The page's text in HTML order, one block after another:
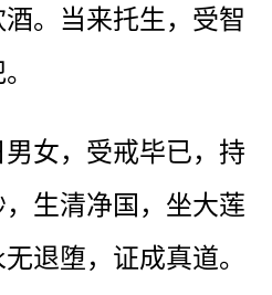
。当来托生，受智
女，受戒毕已，持
生清净国，坐大莲
退堕，证成真道。